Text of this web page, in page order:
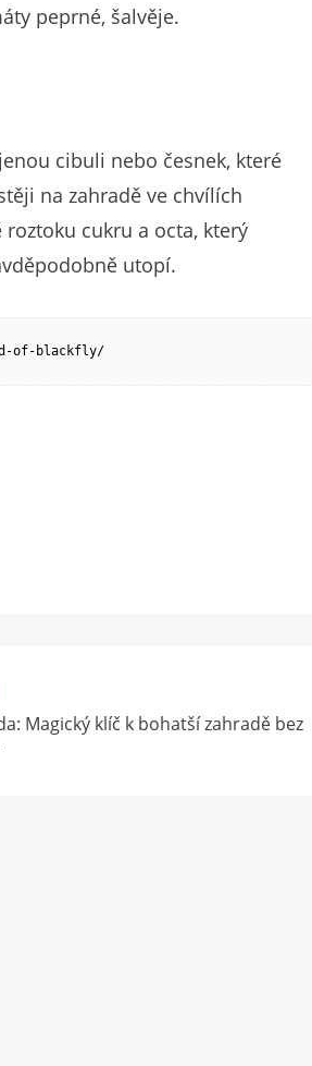
peprné, šalvěje.
cibuli nebo česnek, které
na zahradě ve chvílích
cukru a octa, který
utopí.
of-blackfly/
Magický klíč k bohatší zahradě bez